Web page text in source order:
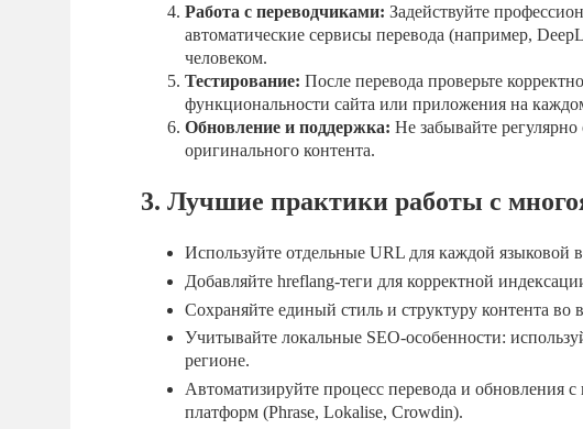
Работа с переводчиками: Задействуйте
автоматические сервисы перевода (например,
человеком.
Тестирование: После перевода проверьте
функциональности сайта или приложения на
Обновление и поддержка: Не забывайте
оригинального контента.
3. Лучшие практики работы с
Используйте отдельные URL для каждой языковой
Добавляйте hreflang-теги для корректной
Сохраняйте единый стиль и структуру контента во
Учитывайте локальные SEO-особенности:
регионе.
Автоматизируйте процесс перевода и
платформ (Phrase, Lokalise, Crowdin).